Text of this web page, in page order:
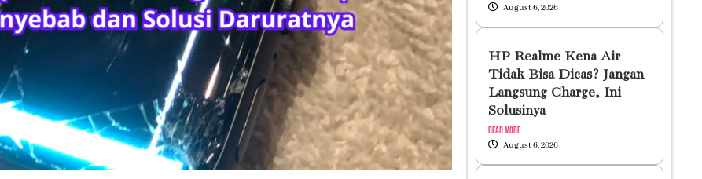
August 6, 2026
HP Realme Kena Air
Tidak Bisa Dicas? Jangan
Langsung Charge, Ini
Solusinya
Read More
August 6, 2026